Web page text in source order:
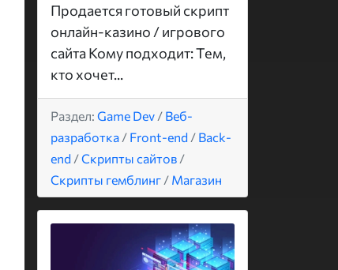
Продается готовый скрипт
онлайн-казино / игрового
сайта Кому подходит: Тем,
кто хочет...
Раздел: Game Dev / Веб-
разработка / Front-end / Back-
end /Скрипты сайтов /
Скрипты гемблинг / Магазин